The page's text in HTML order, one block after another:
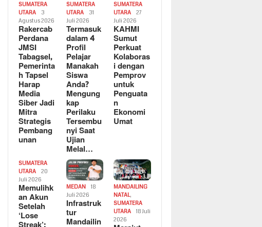
SUMATERA
UTARA
3
Agustus 2026
Rakercab
Perdana
JMSI
Tabagsel,
Pemerinta
h Tapsel
Harap
Media
Siber Jadi
Mitra
Strategis
Pembang
unan
SUMATERA
UTARA
31
Juli 2026
Termasuk
dalam 4
Profil
Pelajar
Manakah
Siswa
Anda?
Mengung
kap
Perilaku
Tersembu
nyi Saat
Ujian
Melal…
SUMATERA
UTARA
27
Juli 2026
KAHMI
Sumut
Perkuat
Kolaboras
i dengan
Pemprov
untuk
Penguata
n
Ekonomi
Umat
SUMATERA
UTARA
20
Juli 2026
Memulihk
an Akun
Setelah
‘Lose
MEDAN
18
Juli 2026
Infrastruk
tur
Mandailin
MANDAILING
NATAL,
SUMATERA
UTARA
18 Juli
2026